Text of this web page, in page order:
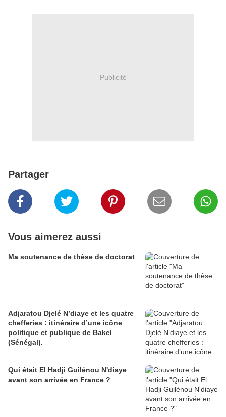
Publicité
Partager
Vous aimerez aussi
Ma soutenance de thèse de doctorat
Adjaratou Djelé N’diaye et les quatre
chefferies : itinéraire d’une icône
politique et publique de Bakel
(Sénégal).
Qui était El Hadji Guilénou N'diaye
avant son arrivée en France ?